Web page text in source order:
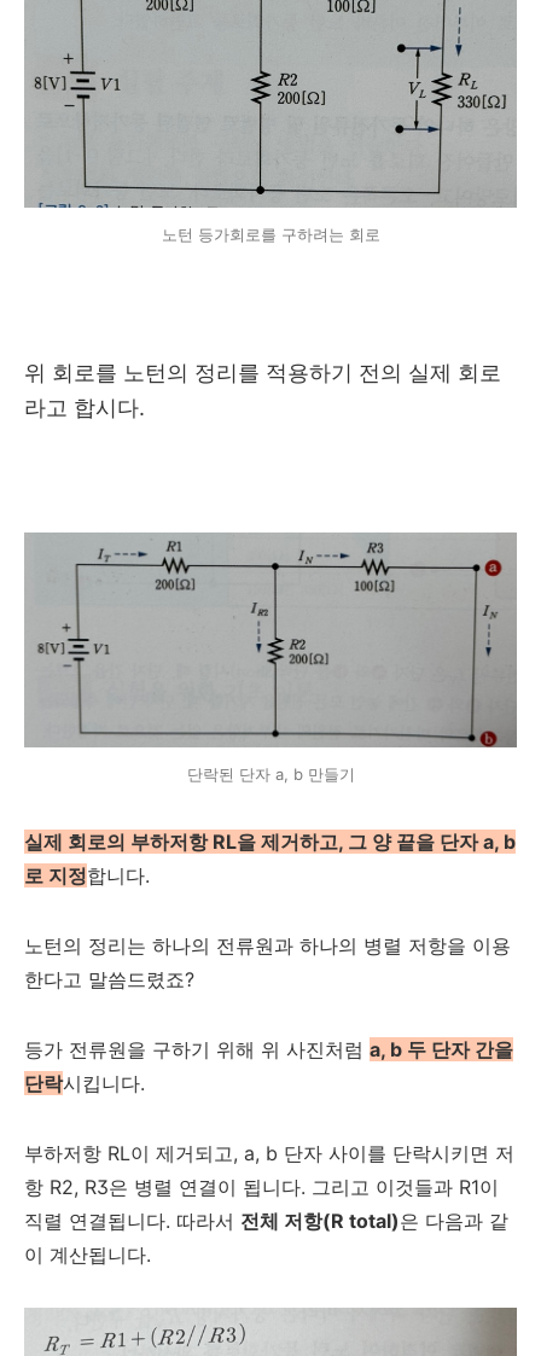
노턴 등가회로를 구하려는 회로
위 회로를 노턴의 정리를 적용하기 전의 실제 회로
라고 합시다.
단락된 단자 a, b 만들기
실제 회로의 부하저항 RL을 제거하고, 그 양 끝을 단자 a, b
로 지정합니다.
노턴의 정리는 하나의 전류원과 하나의 병렬 저항을 이용
한다고 말씀드렸죠?
등가 전류원을 구하기 위해 위 사진처럼 a, b 두 단자 간을
단락시킵니다.
부하저항 RL이 제거되고, a, b 단자 사이를 단락시키면 저
항 R2, R3은 병렬 연결이 됩니다. 그리고 이것들과 R1이
직렬 연결됩니다. 따라서 전체 저항(R total)은 다음과 같
이 계산됩니다.